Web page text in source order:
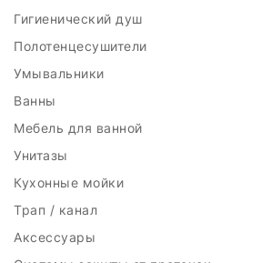
Гигиенический душ
Полотенцесушители
Умывальники
Ванны
Мебель для ванной
Унитазы
Кухонные мойки
Трап / канал
Аксессуары